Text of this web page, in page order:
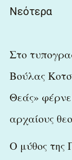
Νεότερα
Στο
Βούλας
Θεάς»
αρχαίους
Ο μύθος της